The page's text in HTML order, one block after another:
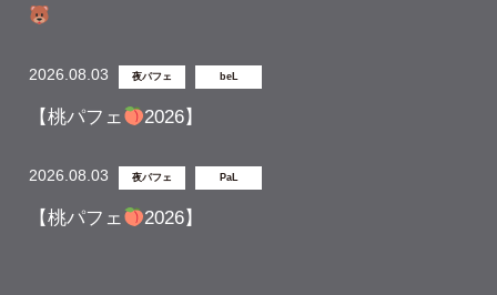
2026.08.03 夜パフェ beL
【桃パフェ 2026】
2026.08.03 夜パフェ PaL
【桃パフェ 2026】